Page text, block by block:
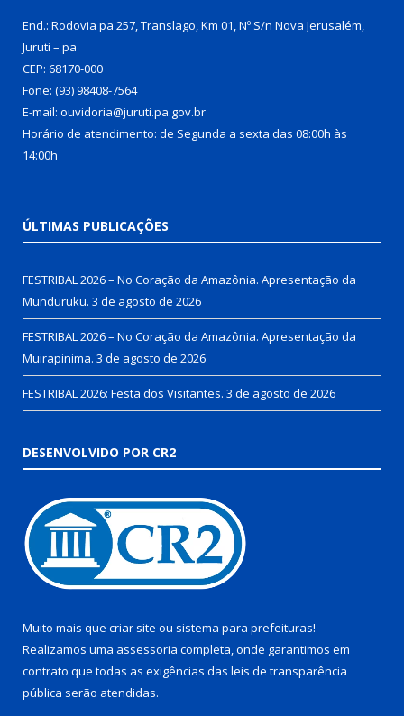
End.: Rodovia pa 257, Translago, Km 01, Nº S/n Nova Jerusalém,
Juruti – pa
CEP: 68170-000
Fone: (93) 98408-7564
E-mail: ouvidoria@juruti.pa.gov.br
Horário de atendimento: de Segunda a sexta das 08:00h às
14:00h
ÚLTIMAS PUBLICAÇÕES
FESTRIBAL 2026 – No Coração da Amazônia. Apresentação da
Munduruku. 3 de agosto de 2026
FESTRIBAL 2026 – No Coração da Amazônia. Apresentação da
Muirapinima. 3 de agosto de 2026
FESTRIBAL 2026: Festa dos Visitantes. 3 de agosto de 2026
DESENVOLVIDO POR CR2
Muito mais que criar site ou sistema para prefeituras!
Realizamos uma assessoria completa, onde garantimos em
contrato que todas as exigências das leis de transparência
pública serão atendidas.